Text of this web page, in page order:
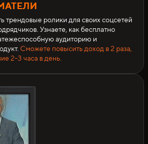
трендовые ролики для своих соцсетей
Узнаете, как бесплатно
аудиторию и
Сможете повысить доход в 2 раза,
2-3 часа в день.